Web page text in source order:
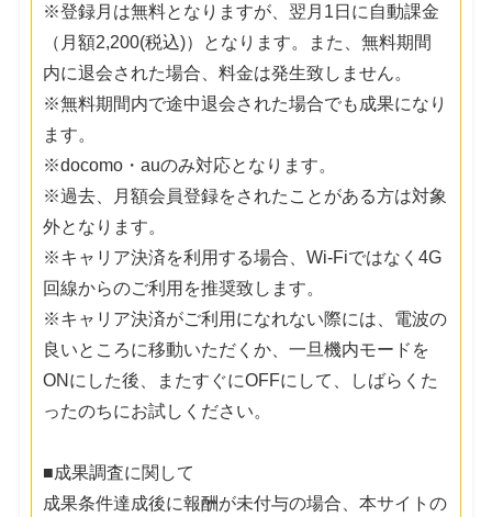
※登録月は無料となりますが、翌月1日に自動課金
（月額2,200(税込)）となります。また、無料期間
内に退会された場合、料金は発生致しません。
※無料期間内で途中退会された場合でも成果になり
ます。
※docomo・auのみ対応となります。
※過去、月額会員登録をされたことがある方は対象
外となります。
※キャリア決済を利用する場合、Wi-Fiではなく4G
回線からのご利用を推奨致します。
※キャリア決済がご利用になれない際には、電波の
良いところに移動いただくか、一旦機内モードを
ONにした後、またすぐにOFFにして、しばらくた
ったのちにお試しください。
■成果調査に関して
成果条件達成後に報酬が未付与の場合、本サイトの